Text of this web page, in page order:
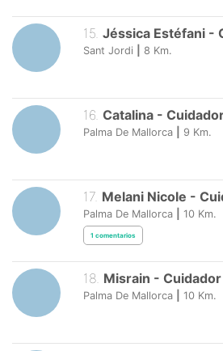
15 Jéssica Estéfani -
Sant Jordi 8 Km.
16 Catalina -
Palma De Mallorca 9 Km.
17. Melani Nicole -
Palma De Mallorca 10 Km.
1 comentarios
18. Misrain -
Palma De Mallorca 10 Km.